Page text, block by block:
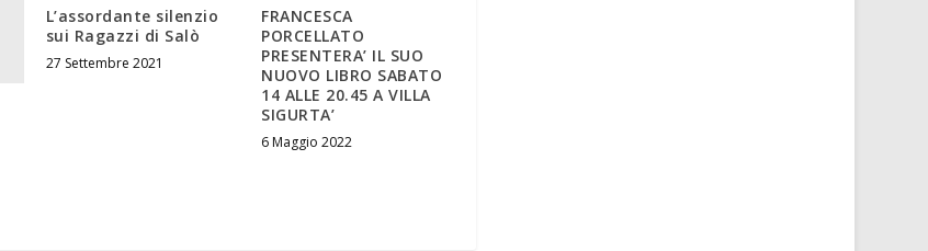
L’assordante silenzio
sui Ragazzi di Salò
27 Settembre 2021
FRANCESCA
PORCELLATO
PRESENTERA’ IL SUO
NUOVO LIBRO SABATO
14 ALLE 20.45 A VILLA
SIGURTA’
6 Maggio 2022